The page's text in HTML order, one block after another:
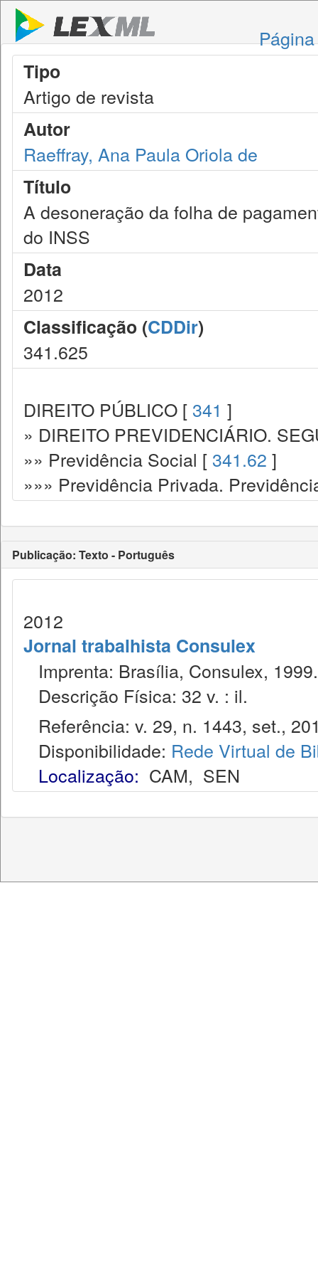
Tipo
Artigo de revista
Autor
Raeffray, Ana Paula Oriola de
Título
A desoneração da folha de
do INSS
Data
2012
Classificação (CDDir)
341.625
DIREITO PÚBLICO [ 341 ]
» DIREITO PREVIDENCIÁRIO.
»» Previdência Social [ 341.62 ]
»»» Previdência Privada.
Publicação: Texto - Português
2012
Jornal trabalhista Consulex
Imprenta: Brasília, Consulex, 1999.
Descrição Física: 32 v. : il.
Referência: v. 29, n. 1443, set.,
Disponibilidade: Rede Virtual de
Localização: CAM, SEN